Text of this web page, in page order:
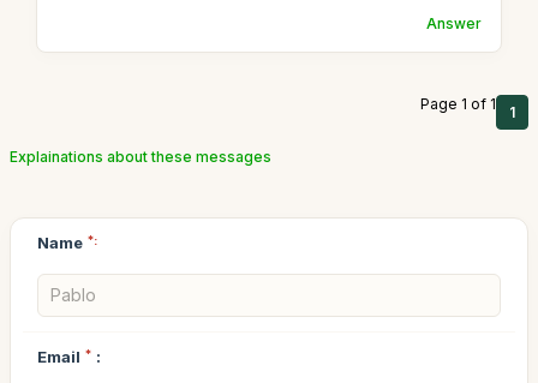
Answer
Page 1 of 1 1
Explainations about these messages
Name *:
Email * :